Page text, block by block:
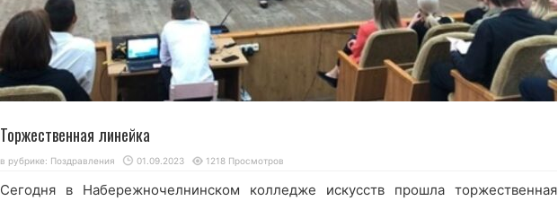
Торжественная линейка
в рубрике: Поздравления 01.09.2023 1218 Просмотров
Сегодня в Набережночелнинском колледже искусств прошла торжественная